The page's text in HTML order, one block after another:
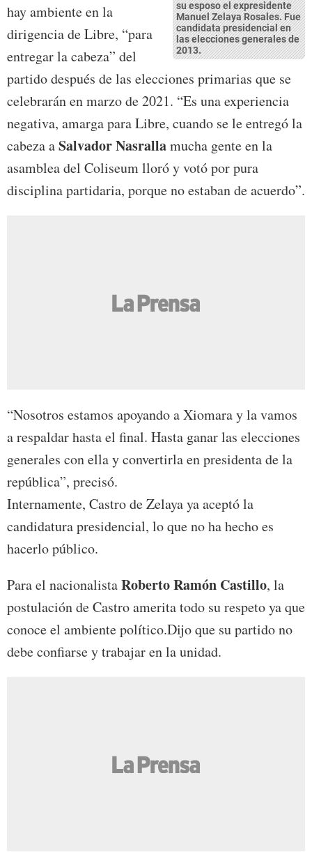
su esposo el expresidente
Manuel Zelaya Rosales. Fue
candidata presidencial en
las elecciones generales de
2013.
hay ambiente en la
dirigencia de Libre, “para
entregar la cabeza” del
partido después de las elecciones primarias que se
celebrarán en marzo de 2021. “Es una experiencia
negativa, amarga para Libre, cuando se le entregó la
cabeza aSalvador Nasrallamucha gente en la
asamblea del Coliseum lloró y votó por pura
disciplina partidaria, porque no estaban de acuerdo”.
“Nosotros estamos apoyando a Xiomara y la vamos
a respaldar hasta el final. Hasta ganar las elecciones
generales con ella y convertirla en presidenta de la
república”, precisó.
Internamente, Castro de Zelaya ya aceptó la
candidatura presidencial, lo que no ha hecho es
hacerlo público.
Para el nacionalistaRoberto Ramón Castillo, la
postulación de Castro amerita todo su respeto ya que
conoce el ambiente político.Dijo que su partido no
debe confiarse y trabajar en la unidad.